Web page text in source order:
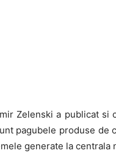
Zelenski a publicat si
pagubele produse de
generate la centrala